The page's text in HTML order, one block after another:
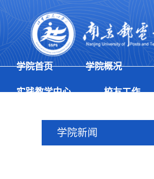
学院首页 学院概况
实践教学中心 校友工作
学院新闻